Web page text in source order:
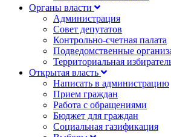
Органы власти
Администрация
Совет депутатов
Контрольно-счетная палата
Подведомственные
Территориальная
Открытая власть
Написать в администрацию
Прием граждан
Работа с обращениями
Бюджет для граждан
Социальная газификация